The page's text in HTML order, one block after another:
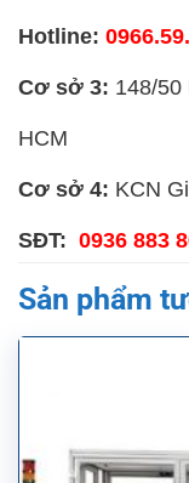
Hotline:
Cơ sở 3: 148/50
HCM
Cơ sở 4: KCN
SĐT: 0936 883
Sản phẩm